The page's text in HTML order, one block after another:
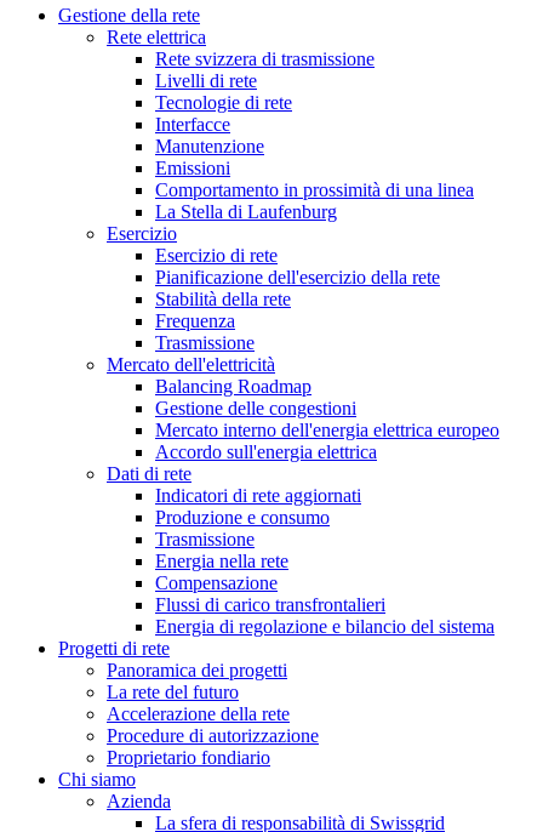
Gestione della rete
Rete elettrica
Rete svizzera di trasmissione
Livelli di rete
Tecnologie di rete
Interfacce
Manutenzione
Emissioni
Comportamento in prossimità di una linea
La Stella di Laufenburg
Esercizio
Esercizio di rete
Pianificazione dell'esercizio della rete
Stabilità della rete
Frequenza
Trasmissione
Mercato dell'elettricità
Balancing Roadmap
Gestione delle congestioni
Mercato interno dell'energia elettrica europeo
Accordo sull'energia elettrica
Dati di rete
Indicatori di rete aggiornati
Produzione e consumo
Trasmissione
Energia nella rete
Compensazione
Flussi di carico transfrontalieri
Energia di regolazione e bilancio del sistema
Progetti di rete
Panoramica dei progetti
La rete del futuro
Accelerazione della rete
Procedure di autorizzazione
Proprietario fondiario
Chi siamo
Azienda
La sfera di responsabilità di Swissgrid